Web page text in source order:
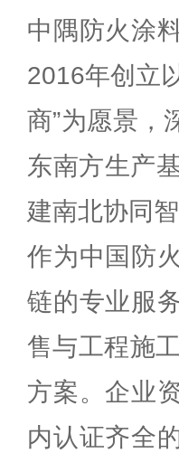
中隅防火涂
2016年创立
商”为愿景，
东南方生产
建南北协同
作为中国防
链的专业服
售与工程施
方案。企业
内认证齐全